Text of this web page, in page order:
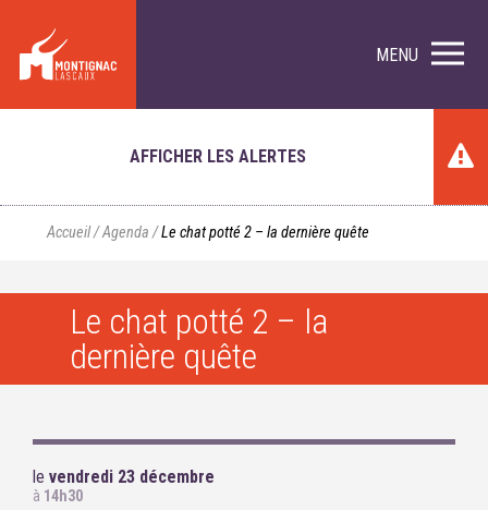
MENU
AFFICHER LES ALERTES
Accueil/Agenda /Le chat potté 2 – la dernière quête
Le chat potté 2 – la
dernière quête
le vendredi 23 décembre
à 14h30